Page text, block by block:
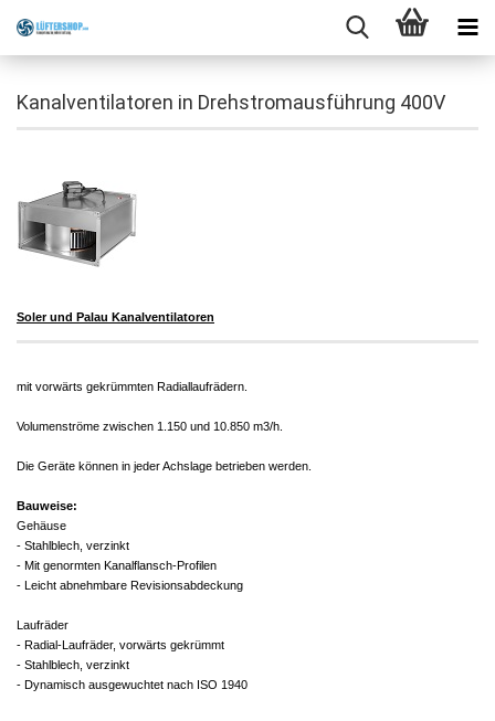
Kanalventilatoren in Drehstromausführung 400V
Soler und Palau Kanalventilatoren
mit vorwärts gekrümmten Radiallaufrädern.
Volumenströme zwischen 1.150 und 10.850 m3/h.
Die Geräte können in jeder Achslage betrieben werden.
Bauweise:
Gehäuse
- Stahlblech, verzinkt
- Mit genormten Kanalflansch-Profilen
- Leicht abnehmbare Revisionsabdeckung
Laufräder
- Radial-Laufräder, vorwärts gekrümmt
- Stahlblech, verzinkt
- Dynamisch ausgewuchtet nach ISO 1940